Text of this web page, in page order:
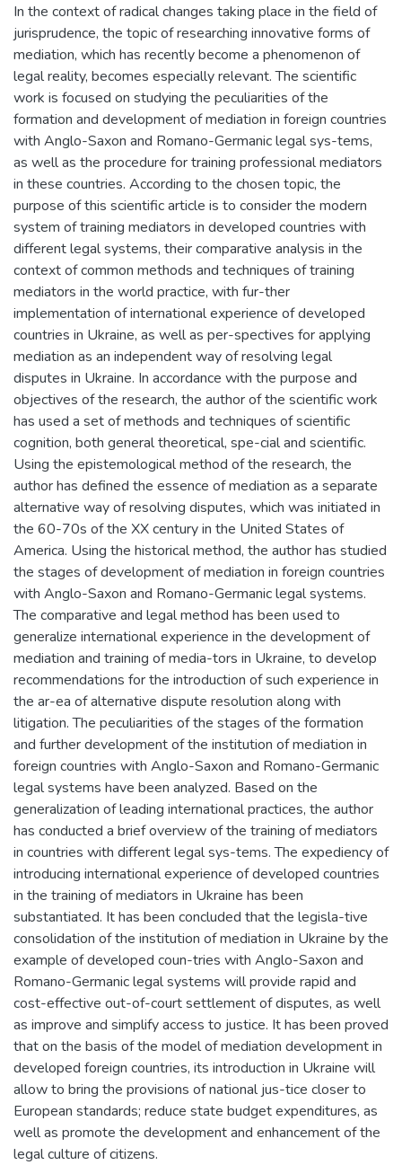
In the context of radical changes taking place in the field of
jurisprudence, the topic of researching innovative forms of
mediation, which has recently become a phenomenon of
legal reality, becomes especially relevant. The scientific
work is focused on studying the peculiarities of the
formation and development of mediation in foreign countries
with Anglo-Saxon and Romano-Germanic legal sys-tems,
as well as the procedure for training professional mediators
in these countries. According to the chosen topic, the
purpose of this scientific article is to consider the modern
system of training mediators in developed countries with
different legal systems, their comparative analysis in the
context of common methods and techniques of training
mediators in the world practice, with fur-ther
implementation of international experience of developed
countries in Ukraine, as well as per-spectives for applying
mediation as an independent way of resolving legal
disputes in Ukraine. In accordance with the purpose and
objectives of the research, the author of the scientific work
has used a set of methods and techniques of scientific
cognition, both general theoretical, spe-cial and scientific.
Using the epistemological method of the research, the
author has defined the essence of mediation as a separate
alternative way of resolving disputes, which was initiated in
the 60-70s of the XX century in the United States of
America. Using the historical method, the author has studied
the stages of development of mediation in foreign countries
with Anglo-Saxon and Romano-Germanic legal systems.
The comparative and legal method has been used to
generalize international experience in the development of
mediation and training of media-tors in Ukraine, to develop
recommendations for the introduction of such experience in
the ar-ea of alternative dispute resolution along with
litigation. The peculiarities of the stages of the formation
and further development of the institution of mediation in
foreign countries with Anglo-Saxon and Romano-Germanic
legal systems have been analyzed. Based on the
generalization of leading international practices, the author
has conducted a brief overview of the training of mediators
in countries with different legal sys-tems. The expediency of
introducing international experience of developed countries
in the training of mediators in Ukraine has been
substantiated. It has been concluded that the legisla-tive
consolidation of the institution of mediation in Ukraine by the
example of developed coun-tries with Anglo-Saxon and
Romano-Germanic legal systems will provide rapid and
cost-effective out-of-court settlement of disputes, as well
as improve and simplify access to justice. It has been proved
that on the basis of the model of mediation development in
developed foreign countries, its introduction in Ukraine will
allow to bring the provisions of national jus-tice closer to
European standards; reduce state budget expenditures, as
well as promote the development and enhancement of the
legal culture of citizens.